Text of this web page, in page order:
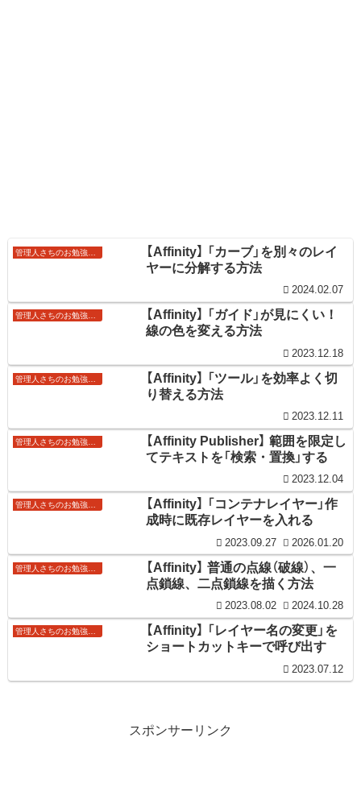
【Affinity】 「カーブ」を別々のレイ
ヤーに分解する方法
2024.02.07
【Affinity】 「ガイド」が見にくい！
線の色を変える方法
2023.12.18
【Affinity】 「ツール」を効率よく切
り替える方法
2023.12.11
【Affinity Publisher】 範囲を限定し
てテキストを「検索・置換」する
2023.12.04
管理人さちのお勉強ノート
【Affinity】 「コンテナレイヤー」作
成時に既存レイヤーを入れる
2023.09.27 2026.01.20
【Affinity】 普通の点線（破線）、一
点鎖線、二点鎖線を描く方法
2023.08.02 2024.10.28
【Affinity】 「レイヤー名の変更」を
ショートカットキーで呼び出す
2023.07.12
スポンサーリンク